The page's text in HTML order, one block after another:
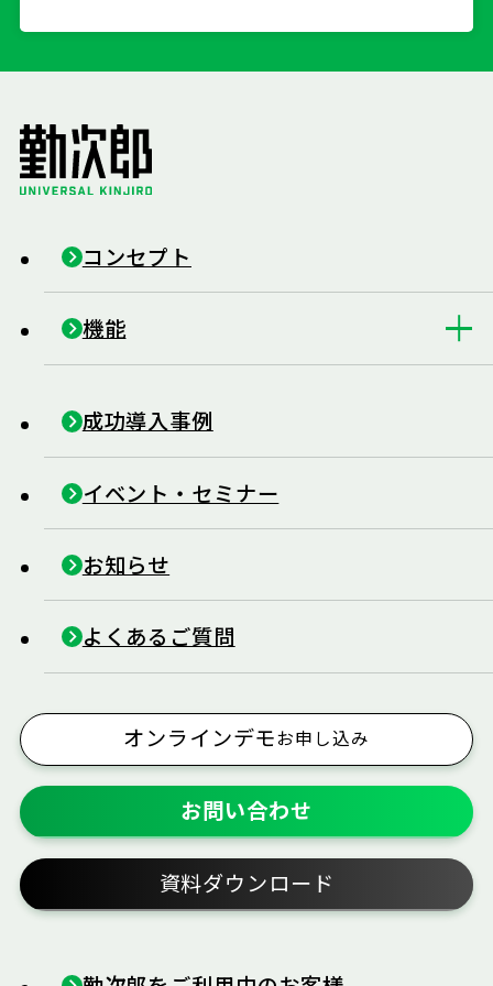
コンセプト
機能
成功導入事例
イベント・セミナー
お知らせ
よくあるご質問
オンラインデモお申し込み
お問い合わせ
資料ダウンロード